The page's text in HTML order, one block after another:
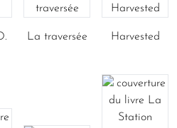
La traversée Harvested